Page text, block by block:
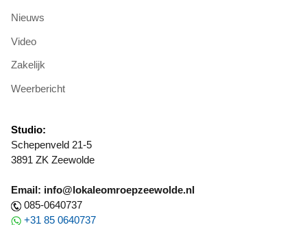
Nieuws
Video
Zakelijk
Weerbericht
Studio:
Schepenveld 21-5
3891 ZK Zeewolde
Email: info@lokaleomroepzeewolde.nl
085-0640737
+31 85 0640737